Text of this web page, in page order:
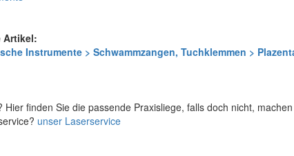
Artikel:
Instrumente > Schwammzangen, Tuchklemmen >
Hier finden Sie die passende Praxisliege, falls doch nicht,
unser Laserservice